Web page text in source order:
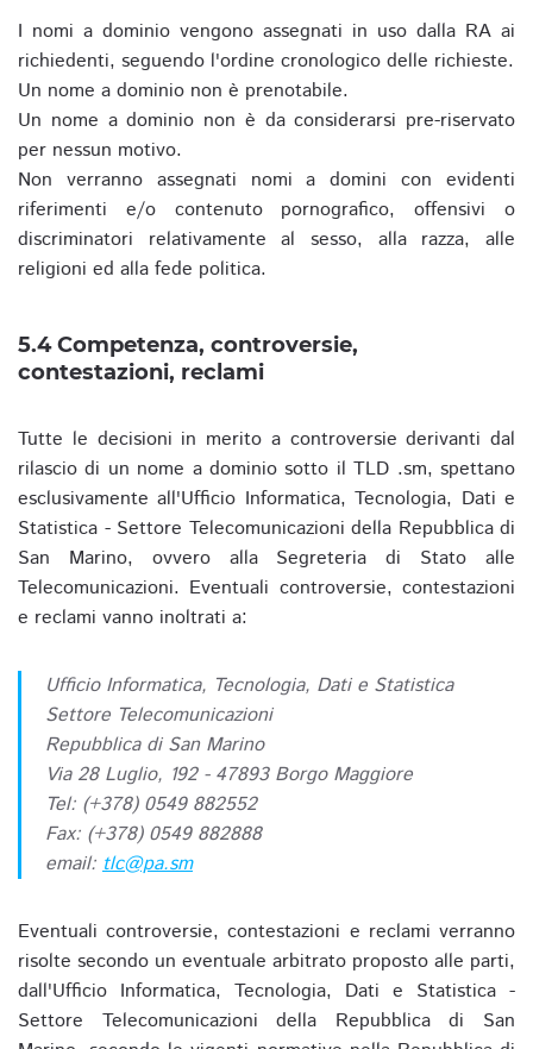
I nomi a dominio vengono assegnati in uso dalla RA ai
richiedenti, seguendo l'ordine cronologico delle richieste.
Un nome a dominio non è prenotabile.
Un nome a dominio non è da considerarsi pre-riservato
per nessun motivo.
Non verranno assegnati nomi a domini con evidenti
riferimenti e/o contenuto pornografico, offensivi o
discriminatori relativamente al sesso, alla razza, alle
religioni ed alla fede politica.
5.4 Competenza, controversie,
contestazioni, reclami
Tutte le decisioni in merito a controversie derivanti dal
rilascio di un nome a dominio sotto il TLD .sm, spettano
esclusivamente all'Ufficio Informatica, Tecnologia, Dati e
Statistica - Settore Telecomunicazioni della Repubblica di
San Marino, ovvero alla Segreteria di Stato alle
Telecomunicazioni. Eventuali controversie, contestazioni
e reclami vanno inoltrati a:
Ufficio Informatica, Tecnologia, Dati e Statistica
Settore Telecomunicazioni
Repubblica di San Marino
Via 28 Luglio, 192 - 47893 Borgo Maggiore
Tel: (+378) 0549 882552
Fax: (+378) 0549 882888
email: tlc@pa.sm
Eventuali controversie, contestazioni e reclami verranno
risolte secondo un eventuale arbitrato proposto alle parti,
dall'Ufficio Informatica, Tecnologia, Dati e Statistica -
Settore Telecomunicazioni della Repubblica di San